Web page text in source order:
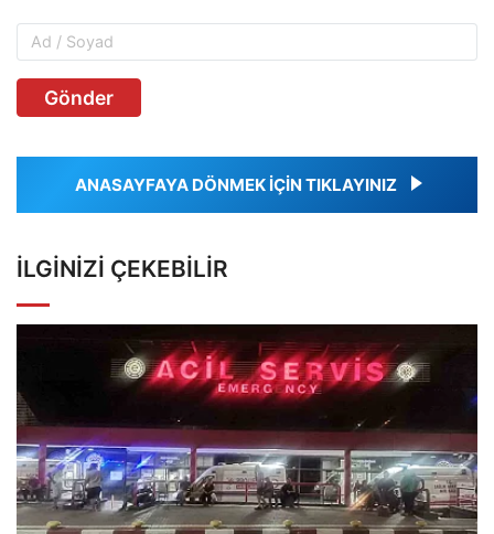
Gönder
ANASAYFAYA DÖNMEK İÇİN TIKLAYINIZ
İLGINIZI ÇEKEBILIR